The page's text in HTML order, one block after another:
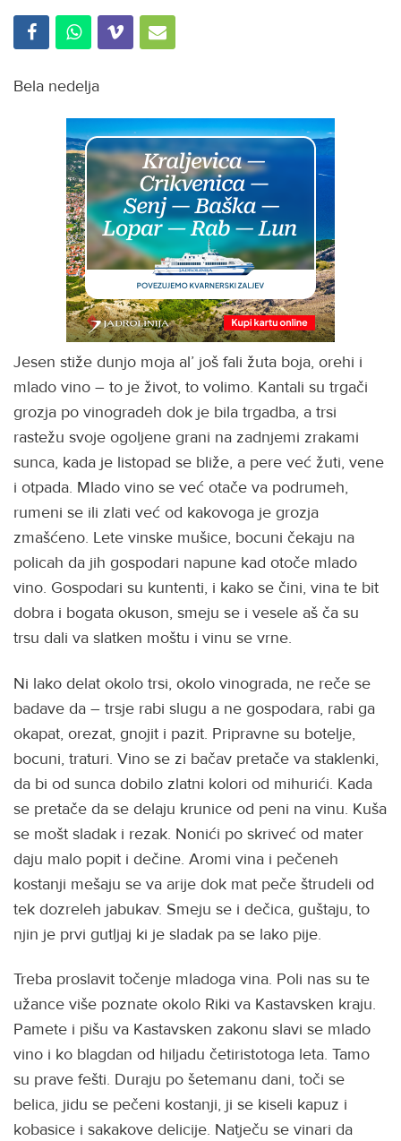
Bela nedelja
Jesen stiže dunjo moja al’ još fali žuta boja, orehi i
mlado vino – to je život, to volimo. Kantali su trgači
grozja po vinogradeh dok je bila trgadba, a trsi
rastežu svoje ogoljene grani na zadnjemi zrakami
sunca, kada je listopad se bliže, a pere već žuti, vene
i otpada. Mlado vino se već otače va podrumeh,
rumeni se ili zlati već od kakovoga je grozja
zmašćeno. Lete vinske mušice, bocuni čekaju na
policah da jih gospodari napune kad otoče mlado
vino. Gospodari su kuntenti, i kako se čini, vina te bit
dobra i bogata okuson, smeju se i vesele aš ča su
trsu dali va slatken moštu i vinu se vrne.
Ni lako delat okolo trsi, okolo vinograda, ne reče se
badave da – trsje rabi slugu a ne gospodara, rabi ga
okapat, orezat, gnojit i pazit. Pripravne su botelje,
bocuni, traturi. Vino se zi bačav pretače va staklenki,
da bi od sunca dobilo zlatni kolori od mihurići. Kada
se pretače da se delaju krunice od peni na vinu. Kuša
se mošt sladak i rezak. Nonići po skriveć od mater
daju malo popit i dečine. Aromi vina i pečeneh
kostanji mešaju se va arije dok mat peče štrudeli od
tek dozreleh jabukav. Smeju se i dečica, guštaju, to
njin je prvi gutljaj ki je sladak pa se lako pije.
Treba proslavit točenje mladoga vina. Poli nas su te
užance više poznate okolo Riki va Kastavsken kraju.
Pamete i pišu va Kastavsken zakonu slavi se mlado
vino i ko blagdan od hiljadu četiristotoga leta. Tamo
su prave fešti. Duraju po šetemanu dani, toči se
belica, jidu se pečeni kostanji, ji se kiseli kapuz i
kobasice i sakakove delicije. Natječu se vinari da